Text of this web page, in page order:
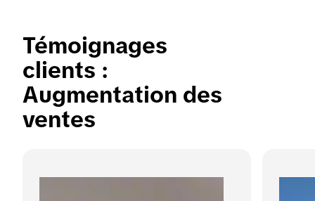
Témoignages
clients :
Augmentation des
ventes